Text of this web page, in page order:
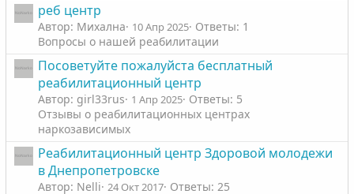
реб центр
Автор: Михална 10 Апр 2025 Ответы: 1
Вопросы о нашей реабилитации
Посоветуйте пожалуйста бесплатный
реабилитационный центр
Автор: girl33rus 1 Апр 2025 Ответы: 5
Отзывы о реабилитационных центрах
наркозависимых
Реабилитационный центр Здоровой молодежи
в Днепропетровске
Автор: Nelli 24 Окт 2017 Ответы: 25